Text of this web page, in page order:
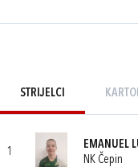
STRIJELCI
1
EMANUEL
NK Čepin